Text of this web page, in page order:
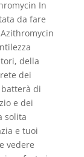
In
da fare
della
dei
di
e dei
solita
e tuoi
vedere